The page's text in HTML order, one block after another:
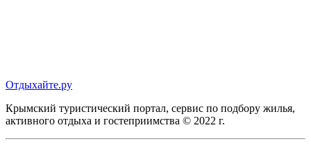
Отдыхайте.ру
Крымский туристический портал, сервис по подбору жилья,
активного отдыха и гостеприимства © 2022 г.